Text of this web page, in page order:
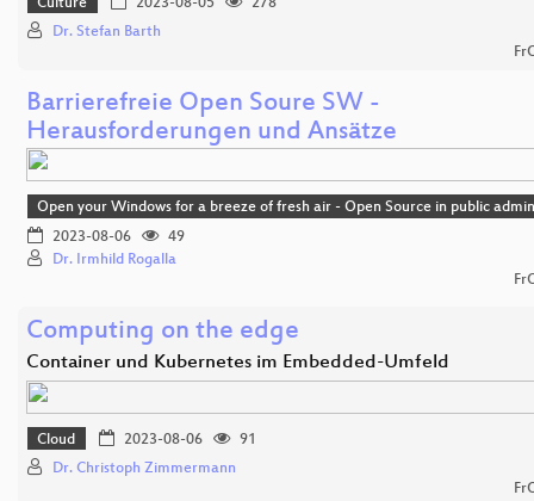
Culture 2023-08-05
278
Dr. Stefan Barth
Barrierefreie Open Soure SW -
Herausforderungen und Ansätze
Open your Windows for a breeze of fresh air - Open Source in public
2023-08-06
49
Dr. Irmhild Rogalla
Computing on the edge
Container und Kubernetes im Embedded-Umfeld
Cloud 2023-08-06
91
Dr. Christoph Zimmermann